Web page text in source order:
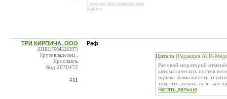
* контакт был изменен или
удален
ТРИ КИРПИЧА, ООО
(ИНН:7604328397)
Грузовладелец ,
Ярославль
Код:2670472
#11
Раф
Цитата (Редакция АТИ-
Весовой мораторий
автоматических постов
однако возможность
том, что делать, если вам
Читать дальше